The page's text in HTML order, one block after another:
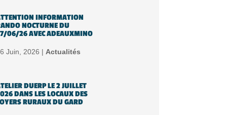
INFORMATION
NOCTURNE DU
06/26 AVEC ADEAUXMINO
Juin, 2026 | Actualités
DUERP LE 2 JUILLET
DANS LES LOCAUX DES
RURAUX DU GARD